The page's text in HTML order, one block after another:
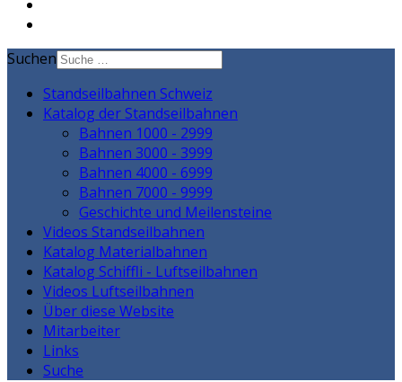
Suchen
Standseilbahnen Schweiz
Katalog der Standseilbahnen
Bahnen 1000 - 2999
Bahnen 3000 - 3999
Bahnen 4000 - 6999
Bahnen 7000 - 9999
Geschichte und Meilensteine
Videos Standseilbahnen
Katalog Materialbahnen
Katalog Schiffli - Luftseilbahnen
Videos Luftseilbahnen
Über diese Website
Mitarbeiter
Links
Suche